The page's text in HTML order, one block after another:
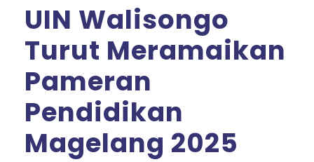
UIN Walisongo
Turut Meramaikan
Pameran
Pendidikan
Magelang 2025